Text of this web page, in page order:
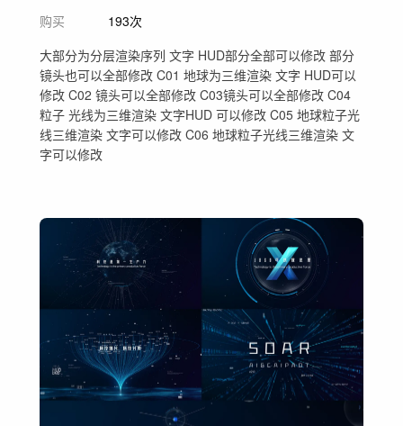
购买
193次
大部分为分层渲染序列 文字 HUD部分全部可以修改 部分
镜头也可以全部修改 C01 地球为三维渲染 文字 HUD可以
修改 C02 镜头可以全部修改 C03镜头可以全部修改 C04
粒子 光线为三维渲染 文字HUD 可以修改 C05 地球粒子光
线三维渲染 文字可以修改 C06 地球粒子光线三维渲染 文
字可以修改